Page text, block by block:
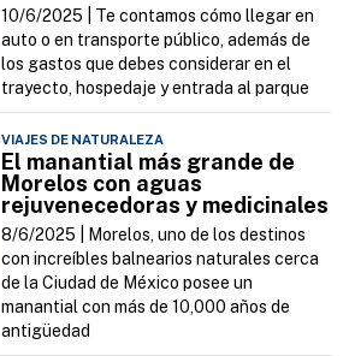
10/6/2025 | Te contamos cómo llegar en
auto o en transporte público, además de
los gastos que debes considerar en el
trayecto, hospedaje y entrada al parque
VIAJES DE NATURALEZA
El manantial más grande de
Morelos con aguas
rejuvenecedoras y medicinales
8/6/2025 |
Morelos, uno de los destinos
con increíbles balnearios naturales cerca
de la Ciudad de México posee un
manantial con más de 10,000 años de
antigüedad